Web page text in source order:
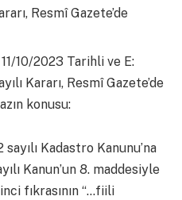
Resmî Gazete’de
10/2023 Tarihli ve E:
Kararı, Resmî Gazete’de
konusu:
Kadastro Kanunu’na
Kanun’un 8. maddesiyle
fıkrasının “…fiili